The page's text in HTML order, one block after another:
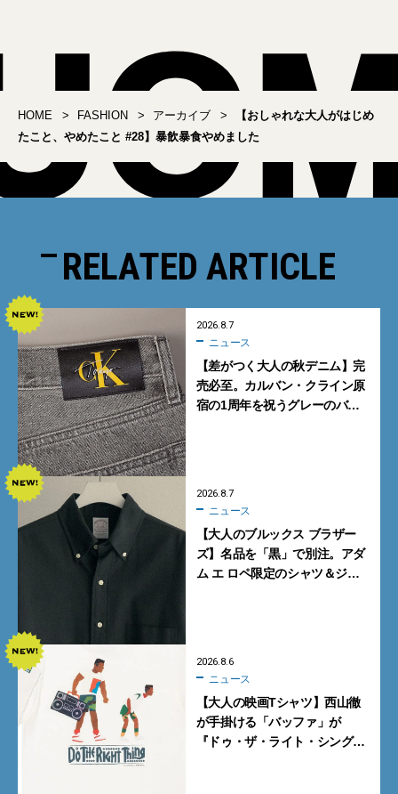
HOME FASHION アーカイブ
【おしゃれな大人がはじめ
たこと、やめたこと #28】暴飲暴食やめました
RELATED ARTICLE
2026.8.7
ニュース
【差がつく大人の秋デニム】完
売必至。カルバン・クライン原
宿の1周年を祝うグレーのバ
2026.8.7
ニュース
【大人のブルックス ブラザー
ズ】名品を「黒」で別注。アダ
ム エ ロペ限定のシャツ＆ジャ
2026.8.6
ニュース
【大人の映画Tシャツ】西山徹
が手掛ける「バッファ」が
『ドゥ・ザ・ライト・シング』